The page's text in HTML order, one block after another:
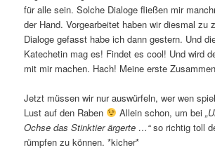
für alle sein. Solche Dialoge fließen mir
der Hand. Vorgearbeitet haben wir diesmal zu
Dialoge gefasst habe ich dann gestern. Und
Katechetin mag es! Findet es cool! Und wird
mit mir machen. Hach! Meine erste
Jetzt müssen wir nur auswürfeln, wer wen
Lust auf den Raben
Allein schon, um bei
Ochse das Stinktier ärgerte …“so richtig toll
rümpfen zu können. *kicher*